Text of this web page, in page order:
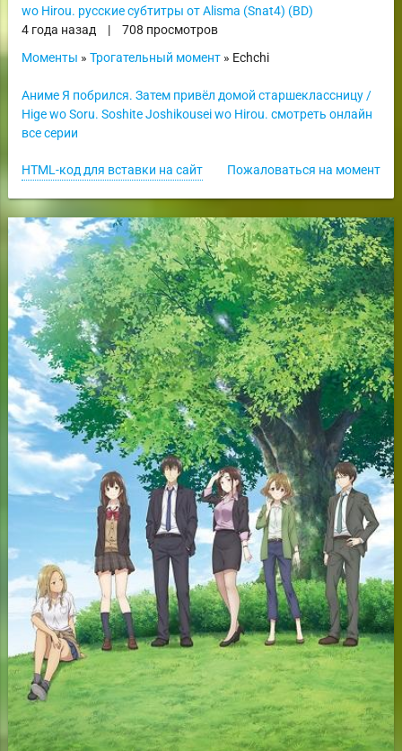
wo Hirou. русские субтитры от Alisma (Snat4) (BD)
4 года назад
|
708 просмотров
Моменты » Трогательный момент» Echchi
Аниме Я побрился. Затем привёл домой старшеклассницу /
Hige wo Soru. Soshite Joshikousei wo Hirou. смотреть онлайн
все серии
Пожаловаться на момент
HTML-код для вставки на сайт